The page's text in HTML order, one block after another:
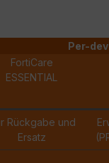
Per-
FortiCare
ESSENTIAL
Rückgabe und
Ersatz